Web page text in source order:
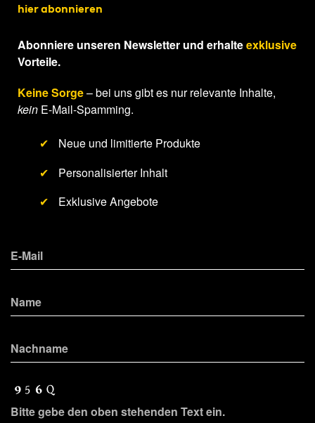
hier abonnieren
Abonniere unseren Newsletter und erhalteexklusive
Vorteile.
Keine Sorge– bei uns gibt es nur relevante Inhalte,
kein E-Mail-Spamming.
✔
Neue und limitierte Produkte
✔
Personalisierter Inhalt
✔
Exklusive Angebote